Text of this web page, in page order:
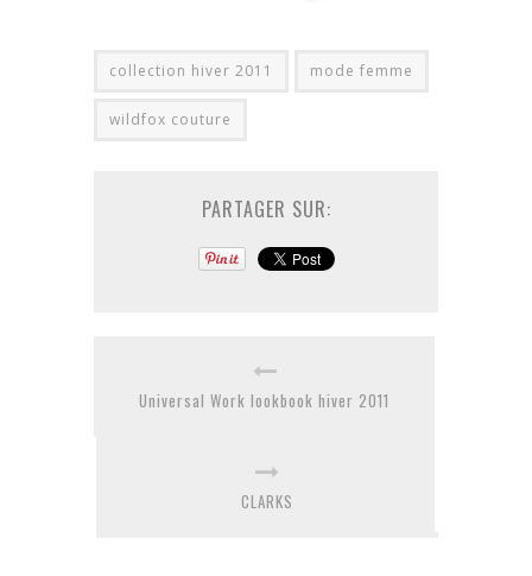
collection hiver 2011 mode femme
wildfox couture
PARTAGER SUR:
Universal Work lookbook hiver 2011
CLARKS